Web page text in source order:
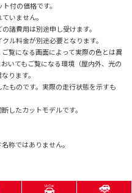
付の価格です。
いません。
諸費用は別途申し受けます。
ル料金が別途必要となります。
覧になる画面によって実際の色とは異
いてもご覧になる環境（屋内外、光の
ります。
ものです。実際の走行状態を示すも
したカットモデルです。
称ではありません。